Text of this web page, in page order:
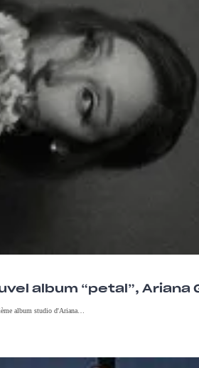
album “petal”,
album studio d'Ariana…